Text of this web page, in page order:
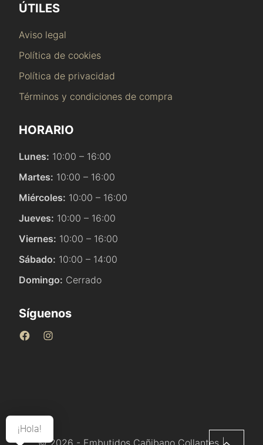
ÚTILES
Aviso legal
Política de cookies
Política de privacidad
Términos y condiciones de compra
HORARIO
Lunes: 10:00 – 16:00
Martes: 10:00 – 16:00
Miércoles: 10:00 – 16:00
Jueves: 10:00 – 16:00
Viernes: 10:00 – 16:00
Sábado: 10:00 – 14:00
Domingo: Cerrado
Síguenos
© 2026 - Embutidos Cañibano Collantes |
¡Hola!